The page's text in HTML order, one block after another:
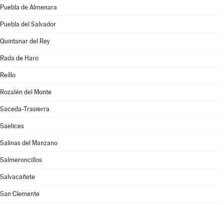
Puebla de Almenara
Puebla del Salvador
Quintanar del Rey
Rada de Haro
Reíllo
Rozalén del Monte
Saceda-Trasierra
Saelices
Salinas del Manzano
Salmeroncillos
Salvacañete
San Clemente